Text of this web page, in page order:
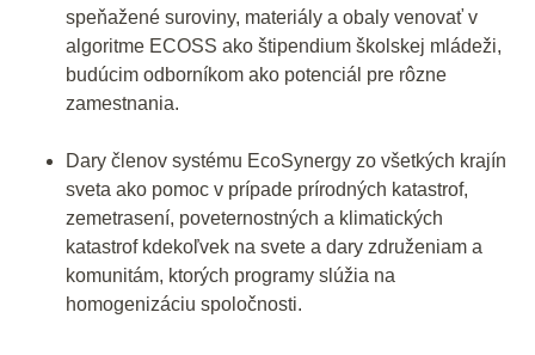
speňažené suroviny, materiály a obaly venovať v
algoritme ECOSS ako štipendium školskej mládeži,
budúcim odborníkom ako potenciál pre rôzne
zamestnania.
Dary členov systému EcoSynergy zo všetkých krajín
sveta ako pomoc v prípade prírodných katastrof,
zemetrasení, poveternostných a klimatických
katastrof kdekoľvek na svete a dary združeniam a
komunitám, ktorých programy slúžia na
homogenizáciu spoločnosti.